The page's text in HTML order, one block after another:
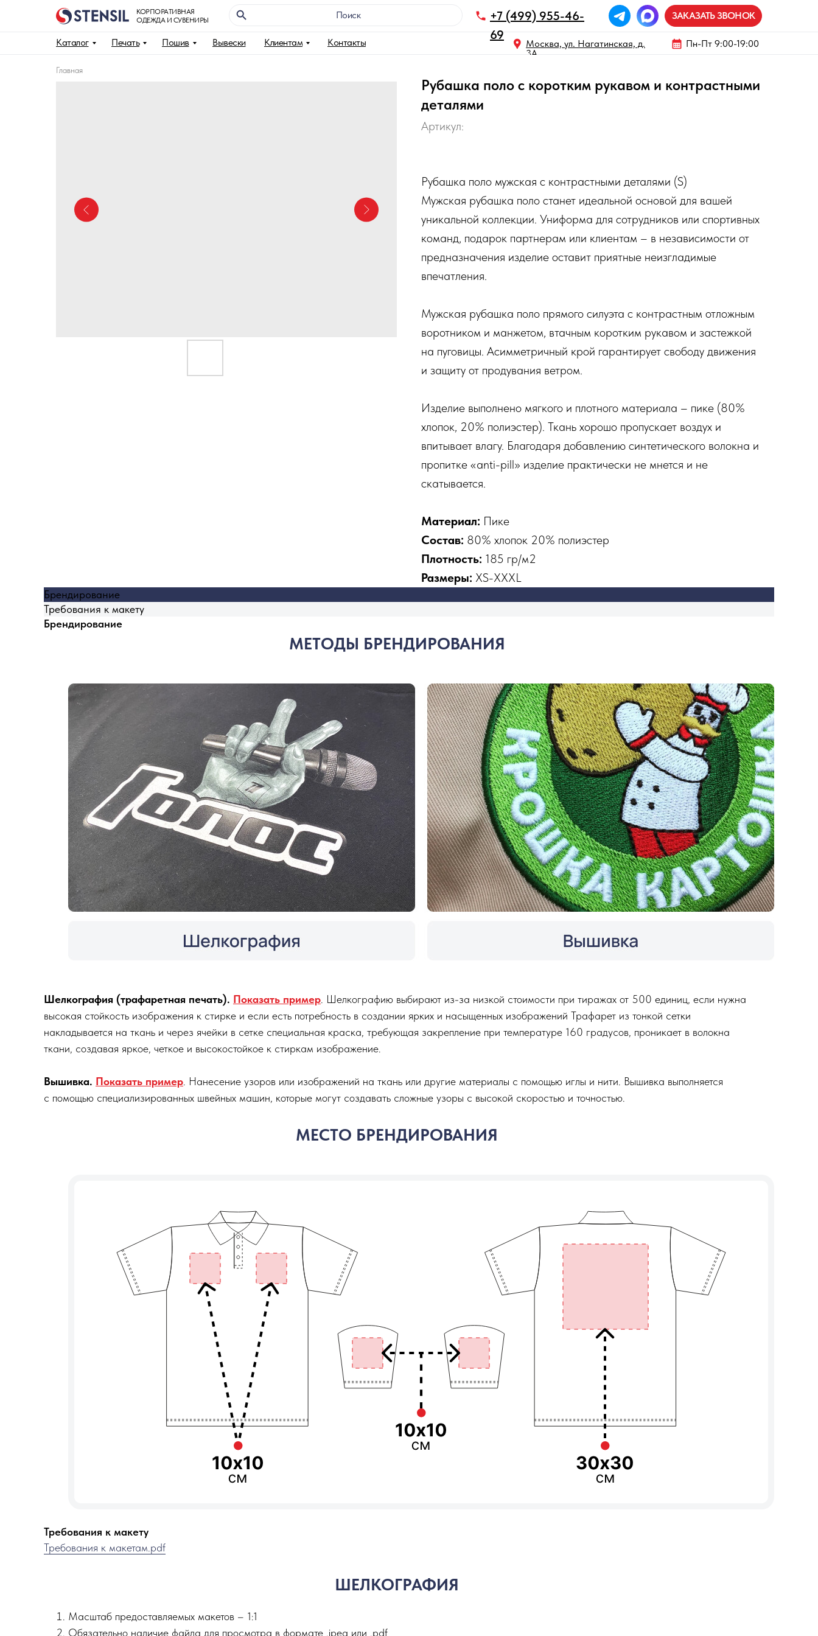
Главная
ЗАКАЗАТЬ ЗВОНОК
Клиентам
Пошив Контакты
Вывески
Печать
Каталог
Поискㅤㅤㅤㅤㅤㅤㅤㅤㅤㅤㅤㅤㅤㅤㅤㅤ
КОРПОРАТИВНАЯ
ОДЕЖДА И СУВЕНИРЫ
+7 (499) 955-46-
69
Москва, ул. Нагатинская, д.
3A
Пн-Пт 9:00-19:00
Рубашка поло с коротким рукавом и контрастными
деталями
Артикул:
Рубашка поло мужская с контрастными деталями (S)
Мужская рубашка поло станет идеальной основой для вашей
уникальной коллекции. Униформа для сотрудников или спортивных
команд, подарок партнерам или клиентам – в независимости от
предназначения изделие оставит приятные неизгладимые
впечатления.
Мужская рубашка поло прямого силуэта с контрастным отложным
воротником и манжетом, втачным коротким рукавом и застежкой
на пуговицы. Асимметричный крой гарантирует свободу движения
и защиту от продувания ветром.
Изделие выполнено мягкого и плотного материала – пике (80%
хлопок, 20% полиэстер). Ткань хорошо пропускает воздух и
впитывает влагу. Благодаря добавлению синтетического волокна и
пропитке «anti-pill» изделие практически не мнется и не
скатывается.
Материал: Пике
Состав: 80% хлопок 20% полиэстер
Плотность: 185 гр/м2
Размеры: XS-XXXL
Брендирование
Требования к макету
Брендирование
МЕТОДЫ БРЕНДИРОВАНИЯ
Шелкография (трафаретная печать). Показать пример . Шелкографию выбирают из-за низкой стоимости при тиражах от 500 единиц, если нужна
высокая стойкость изображения к стирке и если есть потребность в создании ярких и насыщенных изображений Трафарет из тонкой сетки
накладывается на ткань и через ячейки в сетке специальная краска, требующая закрепление при температуре 160 градусов, проникает в волокна
ткани, создавая яркое, четкое и высокостойкое к стиркам изображение.
Вышивка. Показать пример . Нанесение узоров или изображений на ткань или другие материалы с помощью иглы и нити. Вышивка выполняется
с помощью специализированных швейных машин, которые могут создавать сложные узоры с высокой скоростью и точностью.
МЕСТО БРЕНДИРОВАНИЯ
Требования к макету
Требования к макетам.pdf
ШЕЛКОГРАФИЯ
Масштаб предоставляемых макетов – 1:1
Обязательно наличие файла для просмотра в формате .jpeg или .pdf